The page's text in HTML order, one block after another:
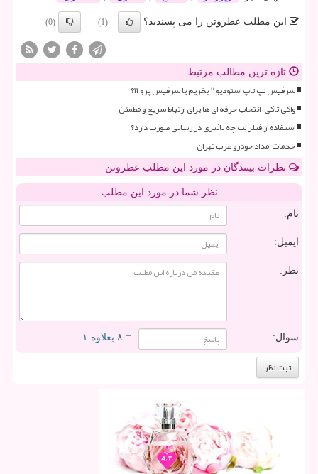
این مطلب عطروتن را می پسندید؟ (1)
(0)
تازه ترین مطالب مرتبط
سرفیس لپ تاپ استودیو ۲ بخریم یا سرفیس پرو ۱۱؟
واکی تاکی، انتخاب حرفه ای ها برای ارتباط سریع و مطمئن
استفاده از فیلر لب چه تاثیری در زیبایی صورت دارد؟
خدمات امداد خودرو غرب تهران
نظرات بینندگان در مورد این مطلب عطروتن
نظر شما در مورد این مطلب
نام:
ایمیل:
نظر:
سوال: = ۸ بعلاوه ۱